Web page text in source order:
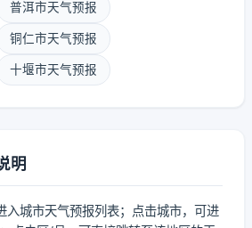
普洱市天气预报
铜仁市天气预报
十堰市天气预报
明
入城市天气预报列表；点击城市，可进